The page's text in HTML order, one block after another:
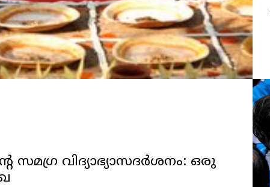
സമഗ്ര വിദ്യാഭ്യാസദര്‍ശനം: ഒരു